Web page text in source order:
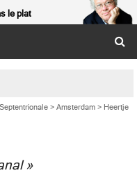
le plat
> Amsterdam > Heertje
»